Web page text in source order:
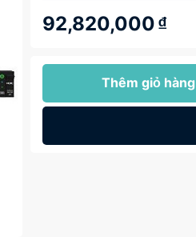
92,820,000₫
Thêm giỏ hàng